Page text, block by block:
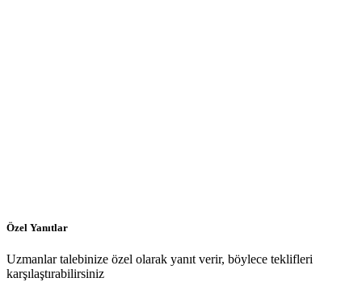
Özel Yanıtlar
Uzmanlar talebinize özel olarak yanıt verir, böylece teklifleri
karşılaştırabilirsiniz